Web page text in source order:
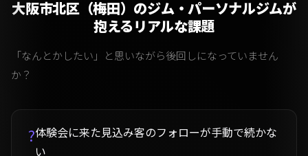
大阪市北区（梅田）のジム・パーソナルジムが
抱えるリアルな課題
「なんとかしたい」と思いながら後回しになっていません
か？
?体験会に来た見込み客のフォローが手動で続かな
い